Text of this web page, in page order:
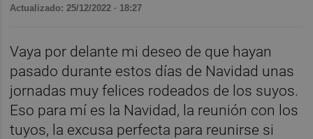
Actualizado: 25/12/2022 · 18:27
Vaya por delante mi deseo de que hayan
pasado durante estos días de Navidad unas
jornadas muy felices rodeados de los suyos.
Eso para mí es la Navidad, la reunión con los
tuyos, la excusa perfecta para reunirse si